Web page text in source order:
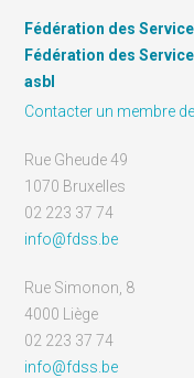
Fédération des
Fédération des
asbl
Contacter un membre de
Rue Gheude 49
1070 Bruxelles
02 223 37 74
info@fdss.be
Rue Simonon, 8
4000 Liège
02 223 37 74
info@fdss.be